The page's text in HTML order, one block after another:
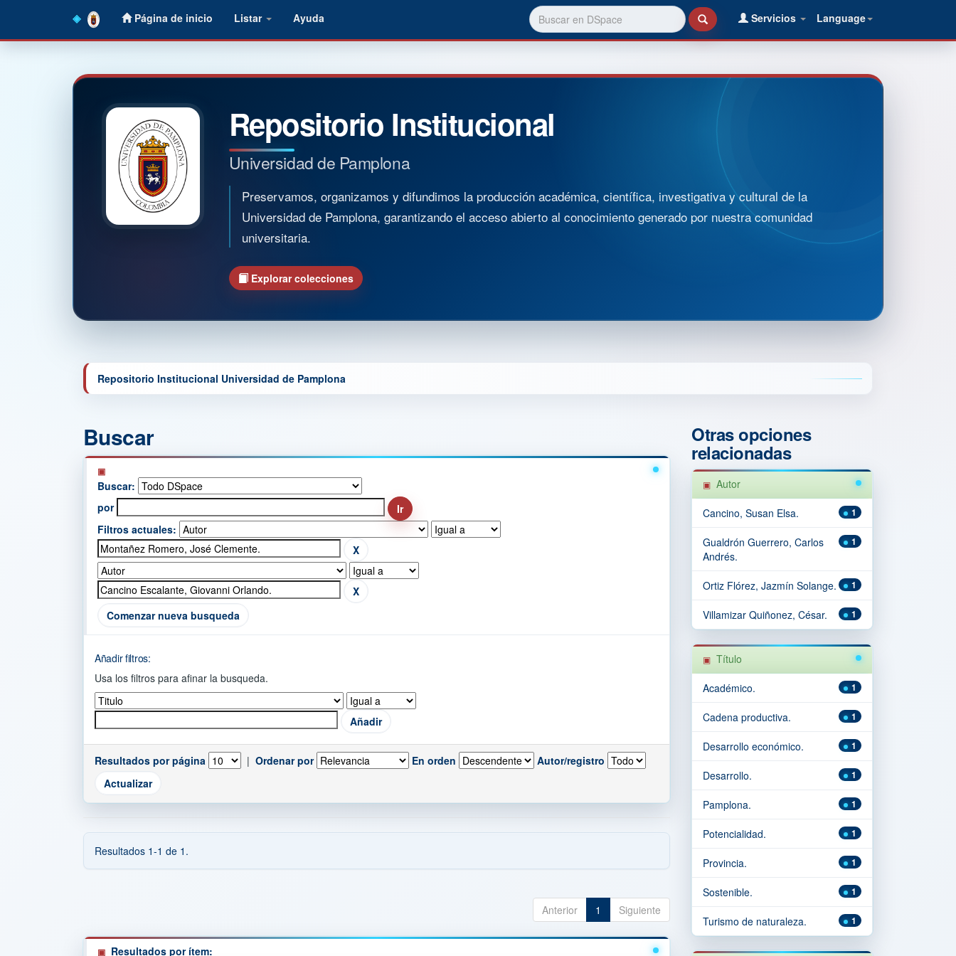
Página de inicio Listar Ayuda Language
Servicios
Repositorio Institucional
Universidad de Pamplona
Preservamos, organizamos y difundimos la producción académica, científica, investigativa y cultural de la
Universidad de Pamplona, garantizando el acceso abierto al conocimiento generado por nuestra comunidad
universitaria.
Explorar colecciones
Repositorio Institucional Universidad de Pamplona
Buscar
Buscar:
por
Filtros actuales:
Comenzar nueva busqueda
Añadir filtros:
Usa los filtros para afinar la busqueda.
Resultados por página | Ordenar por En orden Autor/registro
Resultados 1-1 de 1.
Anterior 1 Siguiente
Resultados por ítem:
Otras opciones
relacionadas
Autor
1
Cancino, Susan Elsa.
1
Gualdrón Guerrero, Carlos
Andrés.
1
Ortiz Flórez, Jazmín Solange.
1
Villamizar Quiñonez, César.
Título
1
Académico.
1
Cadena productiva.
1
Desarrollo económico.
1
Desarrollo.
1
Pamplona.
1
Potencialidad.
1
Provincia.
1
Sostenible.
1
Turismo de naturaleza.